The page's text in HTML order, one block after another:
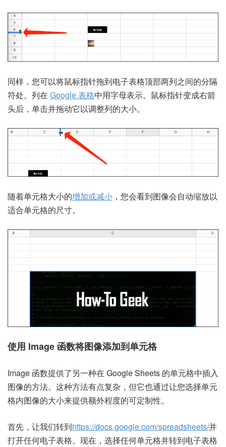
同样，您可以将鼠标指针拖到电子表格顶部两列之间的分隔
符处。列在 Google 表格中用字母表示。鼠标指针变成右箭
头后，单击并拖动它以调整列的大小。
随着单元格大小的增加或减小 ，您会看到图像会自动缩放以
适合单元格的尺寸。
使用 Image 函数将图像添加到单元格
Image 函数提供了另一种在 Google Sheets 的单元格中插入
图像的方法。这种方法有点复杂，但它也通过让您选择单元
格内图像的大小来提供额外程度的可定制性。
首先，让我们转到https://docs.google.com/spreadsheets/并
打开任何电子表格。现在，选择任何单元格并转到电子表格